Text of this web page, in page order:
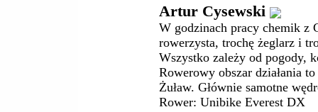
Artur Cysewski
W godzinach pracy chemik z
rowerzysta, trochę żeglarz i
Wszystko zależy od pogody,
Rowerowy obszar działania
Żuław. Głównie samotne
Rower: Unibike Everest DX